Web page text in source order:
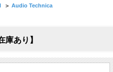
> Audio Technica
あり】